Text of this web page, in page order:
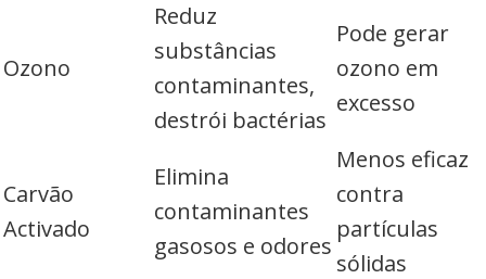
Ozono
Reduz
substâncias
contaminantes,
destrói bactérias
Pode gerar
ozono em
excesso
Carvão
Activado
Elimina
contaminantes
gasosos e odores
Menos eficaz
contra
partículas
sólidas